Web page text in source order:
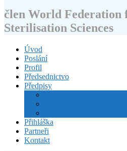
člen World Federation
Sterilisation Sciences
Úvod
Poslání
Profil
Předsednictvo
Předpisy
Přihláška
Partneři
Kontakt